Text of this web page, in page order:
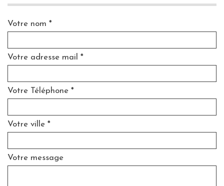
Votre nom *
Votre adresse mail *
Votre Téléphone *
Votre ville *
Votre message